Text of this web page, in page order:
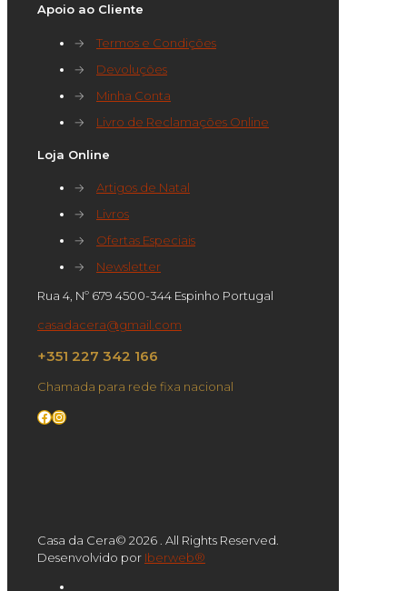
Apoio ao Cliente
→
Termos e Condições
→
Devoluções
→
Minha Conta
→
Livro de Reclamações Online
Loja Online
→
Artigos de Natal
→
Livros
→
Ofertas Especiais
→
Newsletter
Rua 4, Nº 679 4500-344 Espinho Portugal
casadacera@gmail.com
+351 227 342 166
Chamada para rede fixa nacional
Facebook
Instagram
Casa da Cera© 2026 . All Rights Reserved.
Desenvolvido por Iberweb®